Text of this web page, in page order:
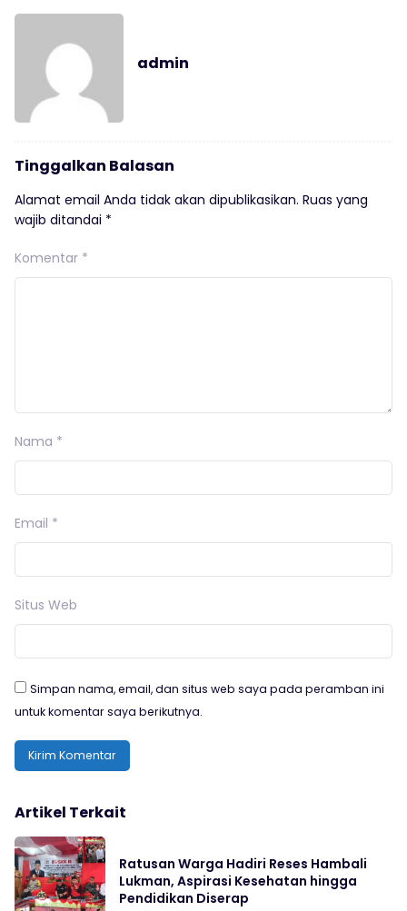
admin
Tinggalkan Balasan
Alamat email Anda tidak akan dipublikasikan. Ruas yang
wajib ditandai *
Komentar *
Nama *
Email *
Situs Web
Simpan nama, email, dan situs web saya pada peramban ini
untuk komentar saya berikutnya.
Artikel Terkait
Ratusan Warga Hadiri Reses Hambali
Lukman, Aspirasi Kesehatan hingga
Pendidikan Diserap